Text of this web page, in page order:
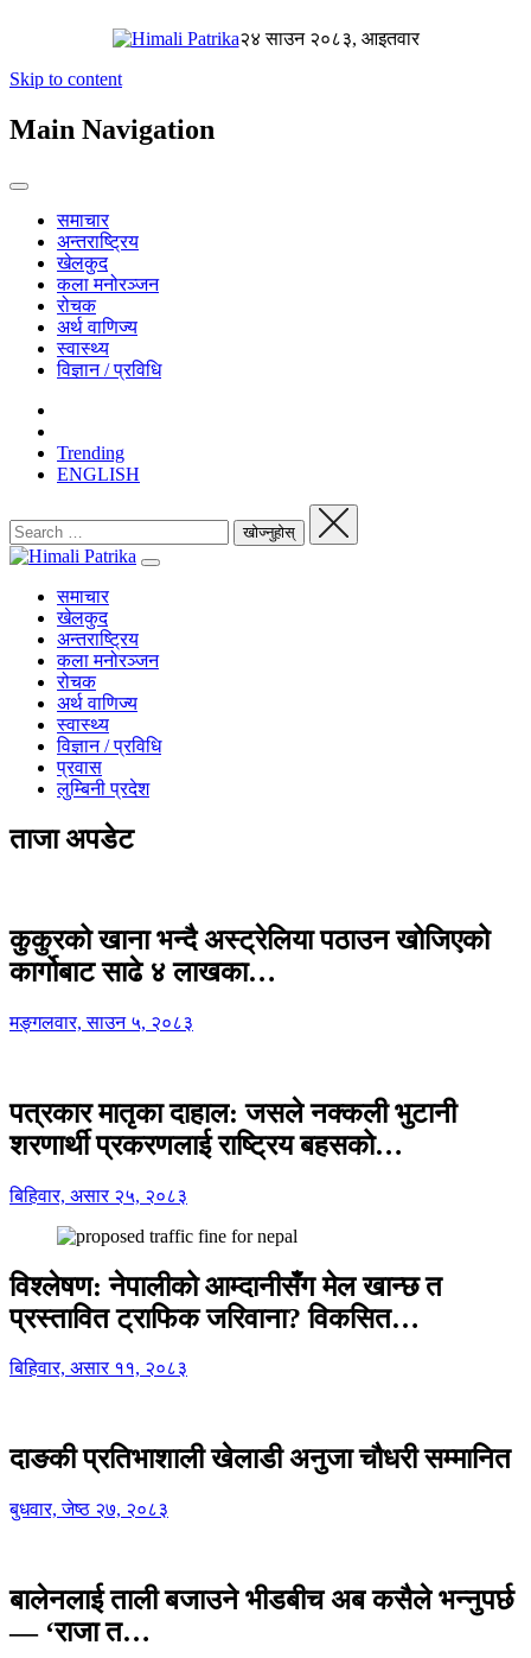
२४ साउन २०८३, आइतवार
Skip to content
Main Navigation
समाचार
अन्तराष्ट्रिय
खेलकुद
कला मनोरञ्जन
रोचक
अर्थ वाणिज्य
स्वास्थ्य
विज्ञान / प्रविधि
Trending
ENGLISH
समाचार
खेलकुद
अन्तराष्ट्रिय
कला मनोरञ्जन
रोचक
अर्थ वाणिज्य
स्वास्थ्य
विज्ञान / प्रविधि
प्रवास
लुम्बिनी प्रदेश
ताजा अपडेट
कुकुरको खाना भन्दै अस्ट्रेलिया पठाउन खोजिएको
कार्गोबाट साढे ४ लाखका…
मङ्गलवार, साउन ५, २०८३
पत्रकार मातृका दाहाल: जसले नक्कली भुटानी
शरणार्थी प्रकरणलाई राष्ट्रिय बहसको…
बिहिवार, असार २५, २०८३
विश्लेषण: नेपालीको आम्दानीसँग मेल खान्छ त
प्रस्तावित ट्राफिक जरिवाना? विकसित…
बिहिवार, असार ११, २०८३
दाङकी प्रतिभाशाली खेलाडी अनुजा चौधरी सम्मानित
बुधवार, जेष्ठ २७, २०८३
बालेनलाई ताली बजाउने भीडबीच अब कसैले भन्नुपर्छ
— ‘राजा त…